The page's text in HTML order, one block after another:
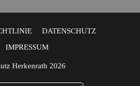
DATENSCHUTZ
IMPRESSUM
Herkenrath 2026